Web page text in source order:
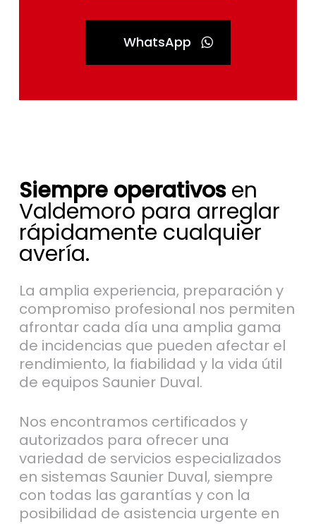
WhatsApp
Siempre operativosen
Valdemoro para arreglar
rápidamente cualquier
avería.
La amplia experiencia, preparación y
compromiso profesional nos permiten
afrontar cada día una amplia gama
de incidencias que pueden afectar el
rendimiento, la fiabilidad y la vida útil
de equipos Saunier Duval.
Nos encontramos certificados y
autorizados para ofrecer una
variedad de servicios especializados
en sistemas Saunier Duval, siempre
con todas las garantías y con la
posibilidad de asistencia urgente en